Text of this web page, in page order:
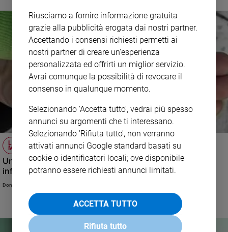
LA PAROLA DEL GIORNO DI DON LUIGI
MARIA EPICOCO
Una società costruita sull’inutilità di Dio è una società
infelice
Don Luigi Maria Epicoco
Riusciamo a fornire informazione gratuita
grazie alla pubblicità erogata dai nostri partner.
Accettando i consensi richiesti permetti ai
nostri partner di creare un'esperienza
personalizzata ed offrirti un miglior servizio.
Avrai comunque la possibilità di revocare il
consenso in qualunque momento.
Selezionando 'Accetta tutto', vedrai più spesso
annunci su argomenti che ti interessano.
Selezionando 'Rifiuta tutto', non verranno
attivati annunci Google standard basati su
cookie o identificatori locali; ove disponibile
potranno essere richiesti annunci limitati.
ACCETTA TUTTO
Rifiuta tutto